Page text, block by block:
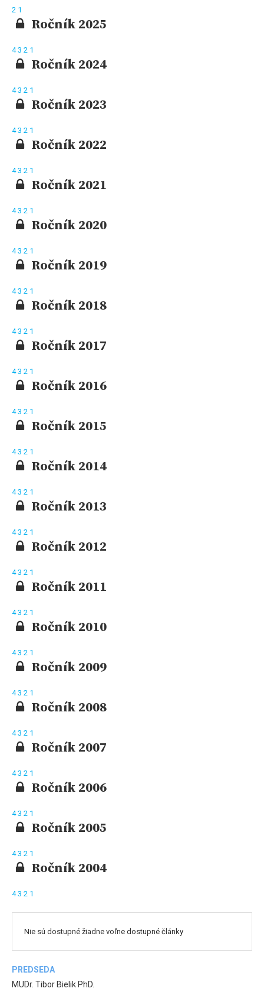
2 1
Ročník 2025
43 2 1
Ročník 2024
43 2 1
Ročník 2023
43 2 1
Ročník 2022
43 2 1
Ročník 2021
43 2 1
Ročník 2020
43 2 1
Ročník 2019
43 2 1
Ročník 2018
43 2 1
Ročník 2017
43 2 1
Ročník 2016
43 2 1
Ročník 2015
43 2 1
Ročník 2014
43 2 1
Ročník 2013
43 2 1
Ročník 2012
43 2 1
Ročník 2011
43 2 1
Ročník 2010
43 2 1
Ročník 2009
43 2 1
Ročník 2008
43 2 1
Ročník 2007
43 2 1
Ročník 2006
43 2 1
Ročník 2005
43 2 1
Ročník 2004
43 2 1
Nie sú dostupné žiadne voľne dostupné články
PREDSEDA
MUDr. Tibor Bielik PhD.